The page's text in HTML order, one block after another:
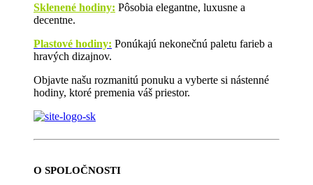
Sklenené hodiny: Pôsobia elegantne, luxusne a
decentne.
Plastové hodiny: Ponúkajú nekonečnú paletu farieb a
hravých dizajnov.
Objavte našu rozmanitú ponuku a vyberte si nástenné
hodiny, ktoré premenia váš priestor.
O SPOLOČNOSTI